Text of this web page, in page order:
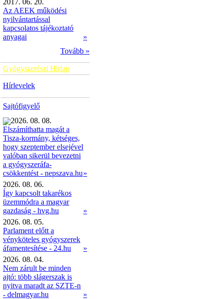
2017. 06. 20.
Az AEEK működési
nyilvántartással
kapcsolatos tájékoztató
anyagai
»
Tovább »
Gyógyszerészi Hírlap
Hírlevelek
Sajtófigyelő
2026. 08. 08.
Elszámíthatta magát a
Tisza-kormány, kétséges,
hogy szeptember elsejével
valóban sikerül bevezetni
a gyógyszeráfa-
csökkentést - nepszava.hu»
2026. 08. 06.
Így kapcsolt takarékos
üzemmódra a magyar
gazdaság - hvg.hu
»
2026. 08. 05.
Parlament előtt a
vényköteles gyógyszerek
áfamentesítése - 24.hu
»
2026. 08. 04.
Nem zárult be minden
ajtó: több slágerszak is
nyitva maradt az SZTE-n
- delmagyar.hu
»